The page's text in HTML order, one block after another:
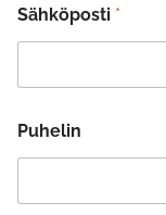
Sähköposti *
Puhelin